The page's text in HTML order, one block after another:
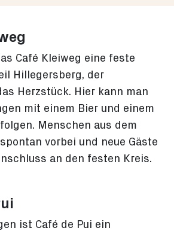
Café Kleiweg eine feste
Hillegersberg, der
Herzstück. Hier kann man
mit einem Bier und einem
Menschen aus dem
vorbei und neue Gäste
an den festen Kreis.
ist Café de Pui ein